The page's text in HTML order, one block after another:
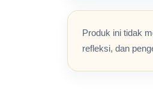
Produk ini tidak
refleksi, dan